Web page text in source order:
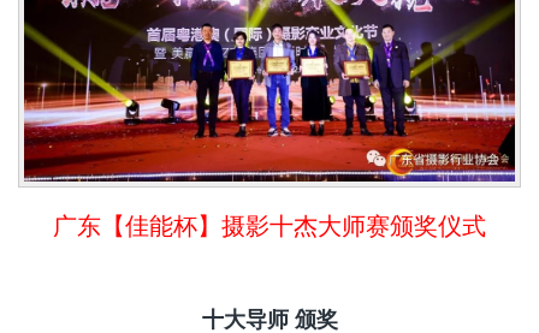
广东【佳能杯】摄影十杰大师赛颁奖仪式
十大导师 颁奖